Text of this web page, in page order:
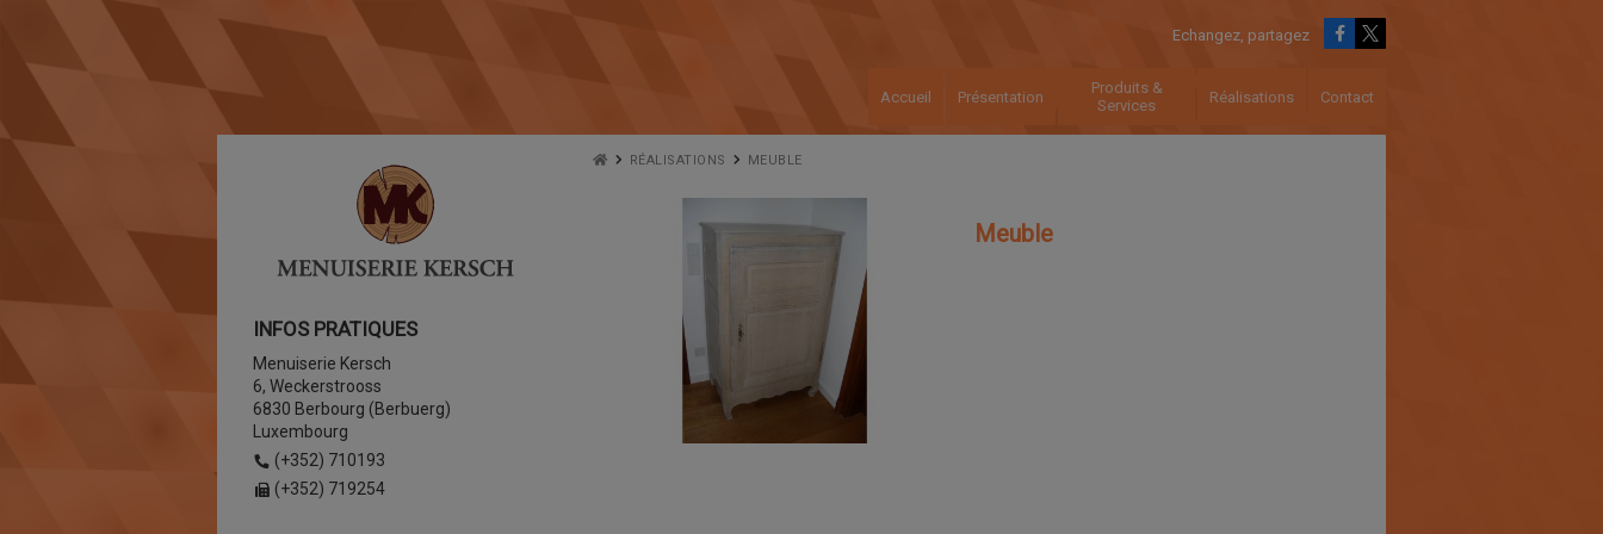
Echangez, partagez
Accueil Présentation
Produits &
Services
Réalisations Contact
INFOS PRATIQUES
Menuiserie Kersch
6, Weckerstrooss
6830 Berbourg (Berbuerg)
Luxembourg
(+352) 710193
(+352) 719254
RÉALISATIONS MEUBLE
Meuble